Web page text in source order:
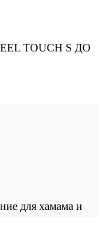
TOUCH S ДО
для хамама и